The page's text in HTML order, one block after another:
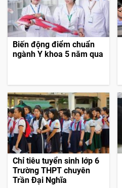
Biến động điểm chuẩn
ngành Y khoa 5 năm qua
Chỉ tiêu tuyển sinh lớp 6
Trường THPT chuyên
Trần Đại Nghĩa